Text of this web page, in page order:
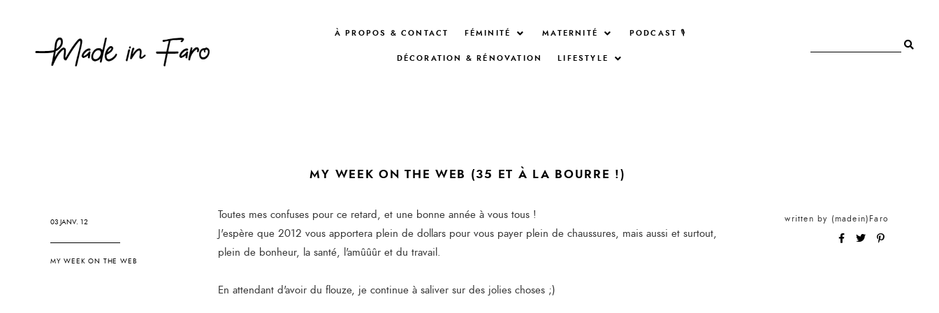
À PROPOS & CONTACT FÉMINITÉ MATERNITÉ PODCAST 🎙
DÉCORATION & RÉNOVATION LIFESTYLE
03 JANV. 12
MY WEEK ON THE WEB
MY WEEK ON THE WEB (35 ET À LA BOURRE !)
Toutes mes confuses pour ce retard, et une bonne année à vous tous !
J'espère que 2012 vous apportera plein de dollars pour vous payer plein de chaussures, mais aussi et surtout,
plein de bonheur, la santé, l'amûûûr et du travail.
En attendant d'avoir du flouze, je continue à saliver sur des jolies choses ;)
written by (madein)Faro